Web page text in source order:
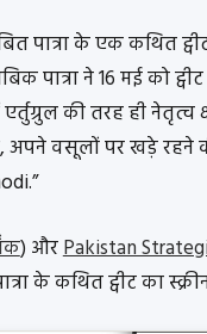
पात्रा के एक कथित
पात्रा ने 16 मई को
की तरह ही
अपने वसूलों पर खड़े
) औरPakistan
के कथित ट्वीट का